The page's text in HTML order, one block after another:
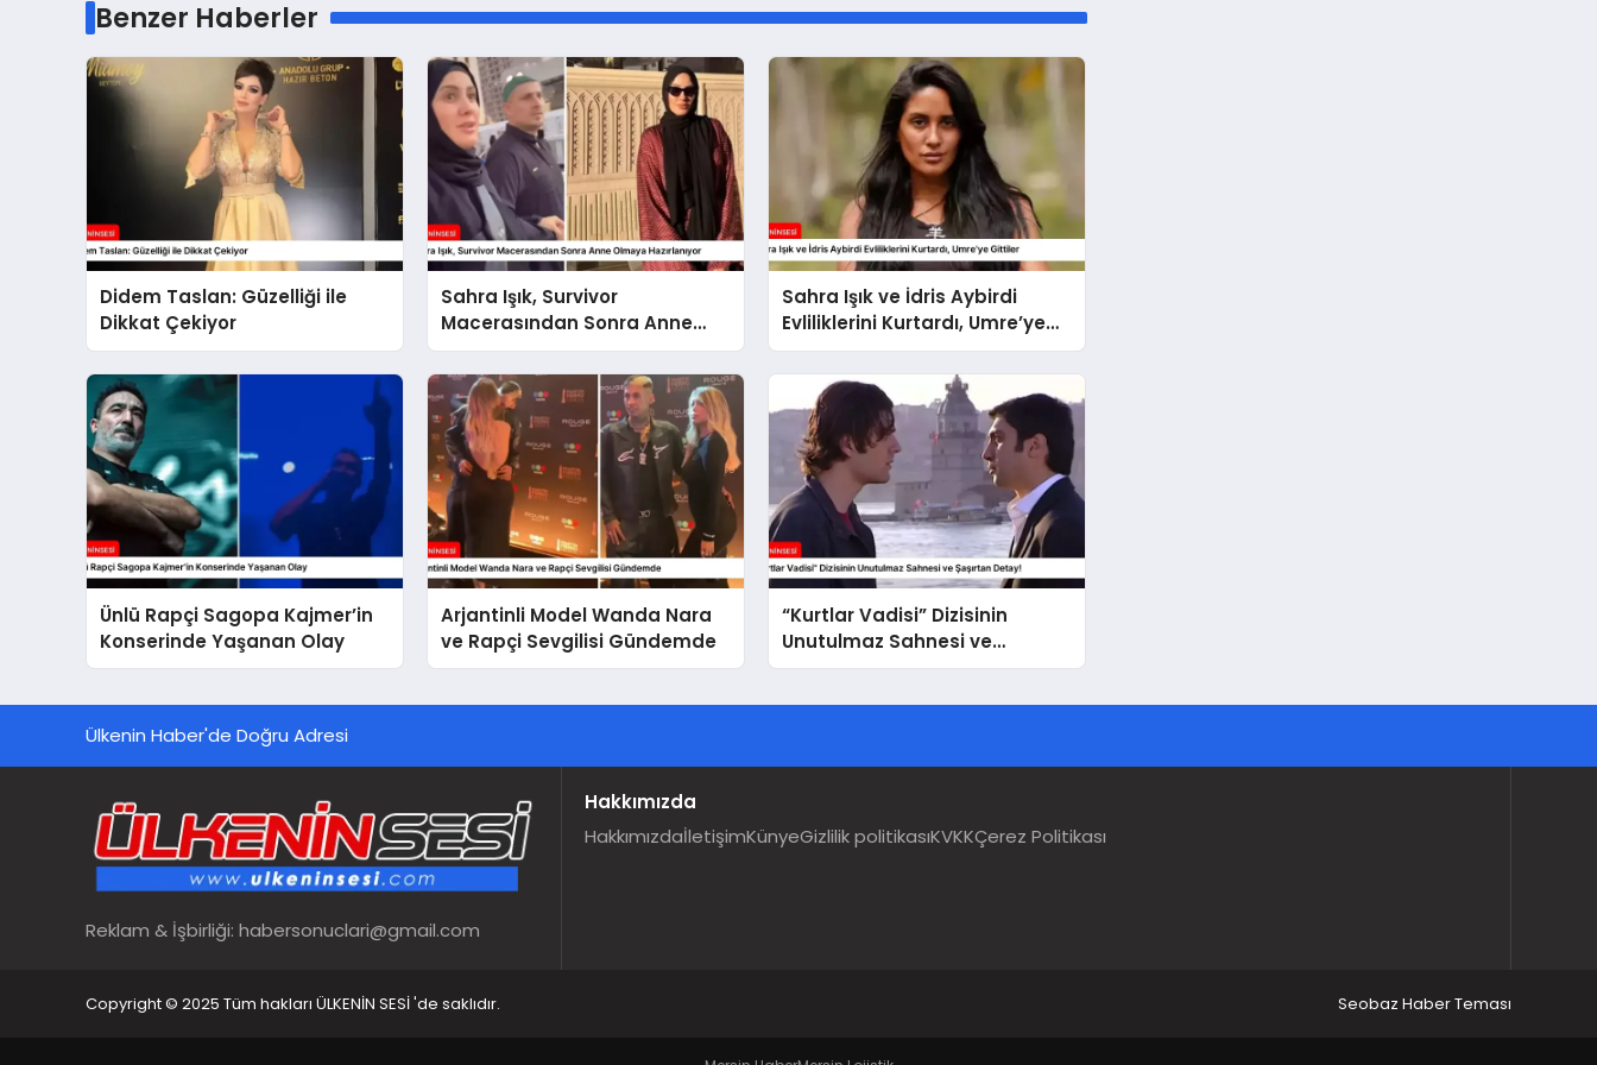
Benzer Haberler
Didem Taslan: Güzelliği ile
Dikkat Çekiyor
Sahra Işık, Survivor
Macerasından Sonra Anne
Olmaya Hazırlanıyor
Sahra Işık ve İdris Aybirdi
Evliliklerini Kurtardı, Umre’ye
Gittiler
Ünlü Rapçi Sagopa Kajmer’in
Konserinde Yaşanan Olay
Arjantinli Model Wanda Nara
ve Rapçi Sevgilisi Gündemde
“Kurtlar Vadisi” Dizisinin
Unutulmaz Sahnesi ve
Şaşırtan Detay!
Ülkenin Haber'de Doğru Adresi
Reklam & İşbirliği: habersonuclari@gmail.com
Hakkımızda
HakkımızdaİletişimKünyeGizlilik politikasıKVKKÇerez Politikası
Copyright © 2025 Tüm hakları ÜLKENİN SESİ 'de saklıdır. Seobaz Haber Teması